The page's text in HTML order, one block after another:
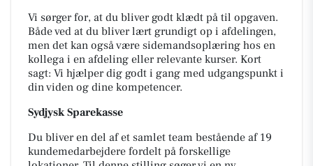
Vi sørger for, at du bliver godt klædt på til opgaven.
Både ved at du bliver lært grundigt op i afdelingen,
men det kan også være sidemandsoplæring hos en
kollega i en afdeling eller relevante kurser. Kort
sagt: Vi hjælper dig godt i gang med udgangspunkt i
din viden og dine kompetencer.
Sydjysk Sparekasse
Du bliver en del af et samlet team bestående af 19
kundemedarbejdere fordelt på forskellige